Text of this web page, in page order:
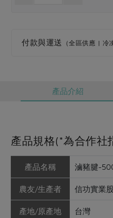
社務會議
付款與運送 （全區供應 | 冷
產品介紹
產品規格(*為合作社
產品名稱 滷豬腱-
農友/生產者 信功實業
產地/原產地 台灣